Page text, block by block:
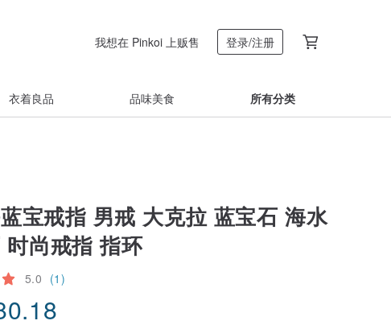
我想在 Pinkoi 上贩售 登录/注册
衣着良品 品味美食 所有分类
宝戒指 男戒 大克拉 蓝宝石 海水
时尚戒指 指环
5.0 (1)